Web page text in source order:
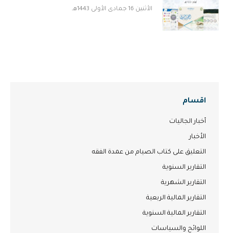
الأثنين 16 جمادى الأولى 1443هـ
اقسام
أخبار الجاليات
الأخبار
التعليق على كتاب الصيام من عمدة الفقه
التقارير السنوية
التقارير الشهرية
التقارير المالية الربعية
التقارير المالية السنوية
اللوائح والسياسات